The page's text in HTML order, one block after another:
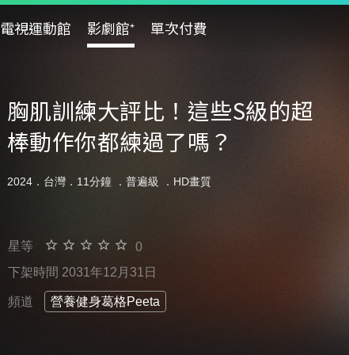
電視運動館 影劇館⁺ 單次付費
胸肌訓練大評比！這些S級的超
棒動作你都練過了嗎？
2024．台灣．11分鐘 ． 普遍級 ．HD畫質
星等
0
下架時間 2031年12月31日
頻道 營養健身葛格Peeta